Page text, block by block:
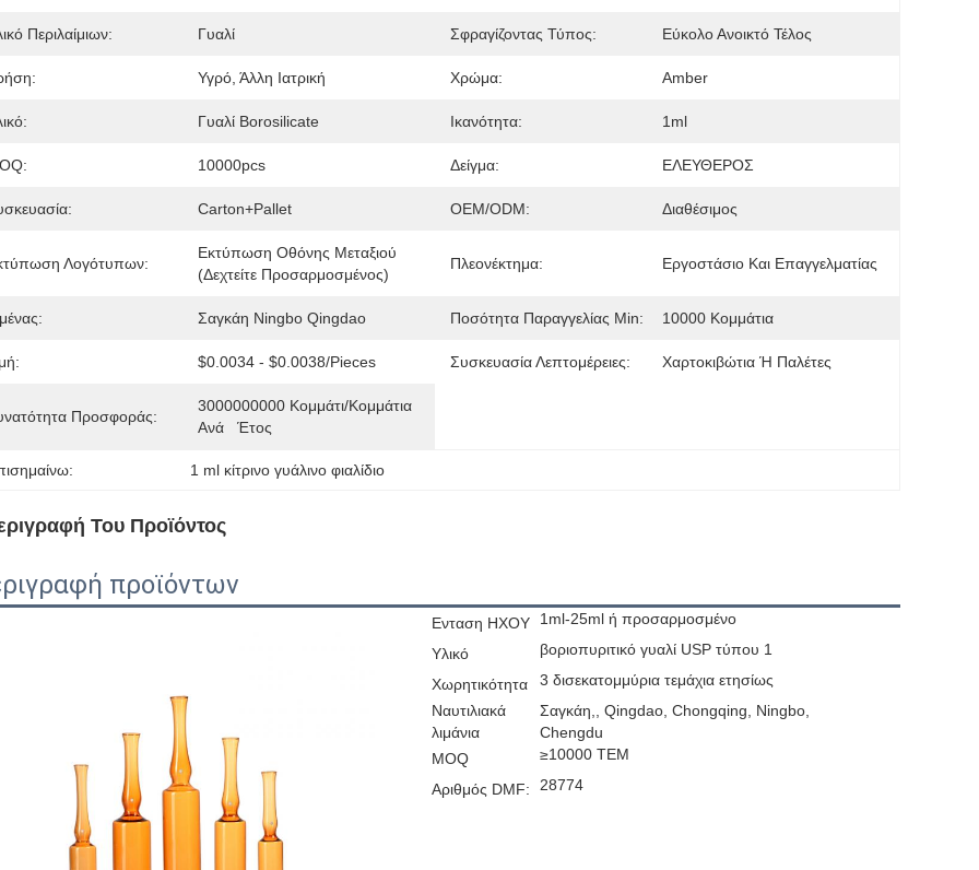
Περιλαίμιων: Γυαλί Σφραγίζοντας Τύπος: Εύκολο Ανοικτό Τέλος
Υγρό, Άλλη Ιατρική Χρώμα: Amber
Γυαλί Borosilicate Ικανότητα: 1ml
10000pcs Δείγμα: ΕΛΕΥΘΕΡΟΣ
Carton+Pallet OEM/ODM: Διαθέσιμος
Λογότυπων:
Εκτύπωση Οθόνης Μεταξιού
(δεχτείτε Προσαρμοσμένος)
Πλεονέκτημα: Εργοστάσιο Και Επαγγελματίας
Σαγκάη Ningbo Qingdao Ποσότητα Παραγγελίας Min: 10000 Κομμάτια
$0.0034 - $0.0038/pieces Συσκευασία Λεπτομέρειες: Χαρτοκιβώτια Ή Παλέτες
Προσφοράς:
3000000000 Κομμάτι/κομμάτια
Ανά   Έτος
1 ml κίτρινο γυάλινο φιαλίδιο
Του Προϊόντος
προϊόντων
Ενταση ΗΧΟΥ
1ml-25ml ή προσαρμοσμένο
Υλικό
βοριοπυριτικό γυαλί USP τύπου 1
Χωρητικότητα
3 δισεκατομμύρια τεμάχια ετησίως
Ναυτιλιακά
λιμάνια
Σαγκάη,, Qingdao, Chongqing, Ningbo,
Chengdu
MOQ
≥10000 ΤΕΜ
Αριθμός DMF:
28774